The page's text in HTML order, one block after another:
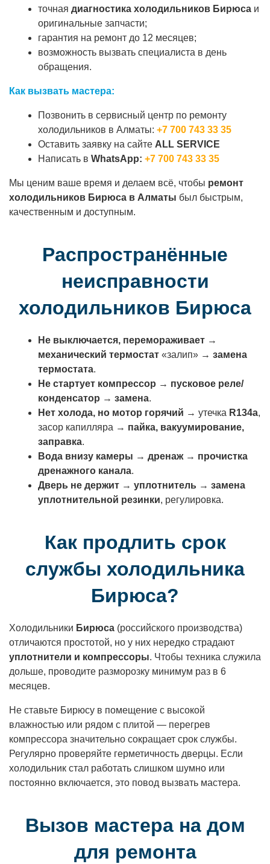
точная диагностика холодильников Бирюса и
оригинальные запчасти;
гарантия на ремонт до 12 месяцев;
возможность вызвать специалиста в день
обращения.
Как вызвать мастера:
Позвонить в сервисный центр по ремонту
холодильников в Алматы: +7 700 743 33 35
Оставить заявку на сайте ALL SERVICE
Написать в WhatsApp: +7 700 743 33 35
Мы ценим ваше время и делаем всё, чтобы ремонт
холодильников Бирюса в Алматы был быстрым,
качественным и доступным.
Распространённые
неисправности
холодильников Бирюса
Не выключается, перемораживает →
механический термостат «залип» → замена
термостата.
Не стартует компрессор → пусковое реле/
конденсатор → замена.
Нет холода, но мотор горячий → утечка R134a,
засор капилляра → пайка, вакуумирование,
заправка.
Вода внизу камеры → дренаж→ прочистка
дренажного канала.
Дверь не держит → уплотнитель → замена
уплотнительной резинки, регулировка.
Как продлить срок
службы холодильника
Бирюса?
Холодильники Бирюса (российского производства)
отличаются простотой, но у них нередко страдают
уплотнители и компрессоры. Чтобы техника служила
дольше, проводите разморозку минимум раз в 6
месяцев.
Не ставьте Бирюсу в помещение с высокой
влажностью или рядом с плитой — перегрев
компрессора значительно сокращает срок службы.
Регулярно проверяйте герметичность дверцы. Если
холодильник стал работать слишком шумно или
постоянно включается, это повод вызвать мастера.
Вызов мастера на дом
для ремонта